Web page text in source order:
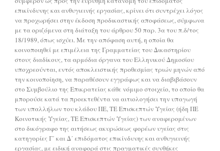
επικίνδυνης και ανθυγιεινής εργασίας, κρίνει ότι συντρέχει λόγος
να προχωρήσει στην έκδοση προδικαστικής αποφάσεως, σύμφωνα
με τα οριζόμενα στη διάταξη του άρθρου 50 παρ. 3α του π.δ/τος
18/1989, όπως ισχύει. Με την απόφαση αυτή, η οποία θα
κοινοποιηθεί με επιμέλεια της Γραμματείας του Δικαστηρίου
στους διαδίκους, τα αρμόδια όργανα του Ελληνικού Δημοσίου
υποχρεούνται, εντός αποκλειστικής προθεσμίας τριών μηνών από
την κοινοποίηση, να παραθέσουν εγγράφως και να διαβιβάσουν
στο Συμβούλιο της Επικρατείας κάθε νόμιμο στοιχείο, το οποίο θα
μπορούσε κατά τα προεκτεθέντα να αιτιολογήσει την υπαγωγή
των υπαλλήλων του κλάδου ΠΕ, ΤΕ Επισκεπτών Υγείας (ήδη ΠΕ
Κοινοτικής Υγείας, ΤΕ Επισκεπτών Υγείας) των αναφερομένων
στο δικόγραφο της αιτήσεως ακυρώσεως φορέων υγείας στις
κατηγορίες Γ΄ και Δ΄ επιδόματος επικίνδυνης και ανθυγιεινής
εργασίας, με ειδική αναφορά στις πραγματικές συνθήκες